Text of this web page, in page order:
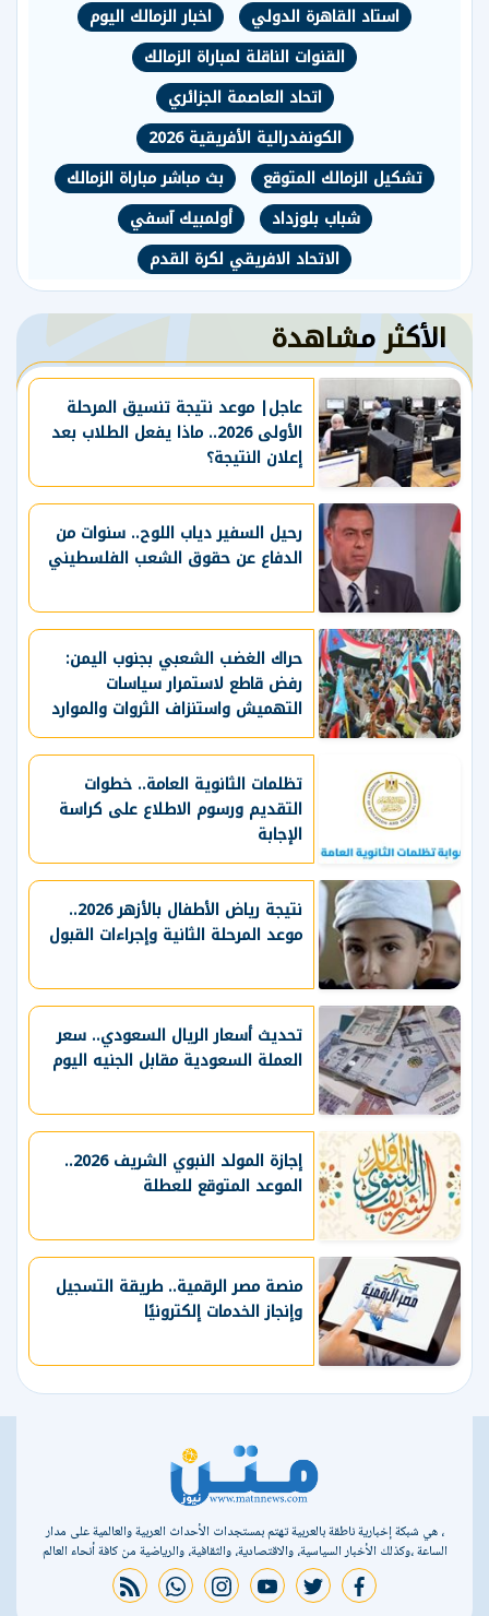
استاد القاهرة الدولي
اخبار الزمالك اليوم
القنوات الناقلة لمباراة الزمالك
اتحاد العاصمة الجزائري
الكونفدرالية الأفريقية 2026
تشكيل الزمالك المتوقع
بث مباشر مباراة الزمالك
شباب بلوزداد
أولمبيك آسفي
الاتحاد الافريقي لكرة القدم
الأكثر مشاهدة
عاجل| موعد نتيجة تنسيق المرحلة
الأولى 2026.. ماذا يفعل الطلاب بعد
إعلان النتيجة؟
رحيل السفير دياب اللوح.. سنوات من
الدفاع عن حقوق الشعب الفلسطيني
حراك الغضب الشعبي بجنوب اليمن:
رفض قاطع لاستمرار سياسات
التهميش واستنزاف الثروات والموارد
الحيوية
تظلمات الثانوية العامة.. خطوات
التقديم ورسوم الاطلاع على كراسة
الإجابة
نتيجة رياض الأطفال بالأزهر 2026..
موعد المرحلة الثانية وإجراءات القبول
تحديث أسعار الريال السعودي.. سعر
العملة السعودية مقابل الجنيه اليوم
إجازة المولد النبوي الشريف 2026..
الموعد المتوقع للعطلة
منصة مصر الرقمية.. طريقة التسجيل
وإنجاز الخدمات إلكترونيًا
، هي شبكة إخبارية ناطقة بالعربية تهتم بمستجدات الأحداث العربية والعالمية على مدار
الساعة ،وكذلك الأخبار السياسية، والاقتصادية، والثقافية، والرياضية من كافة أنحاء العالم
facebook
twitter
youtube
instagram
whatsapp
rss feed